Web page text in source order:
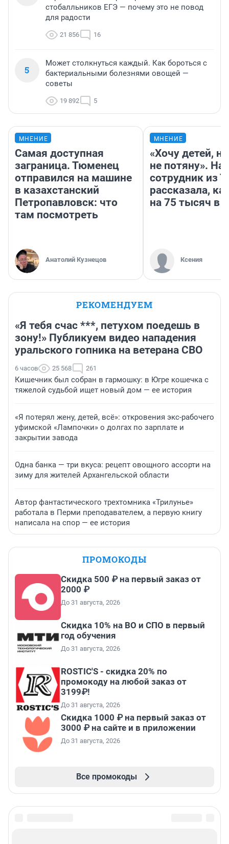
стобалльников ЕГЭ — почему это не повод
для радости
21 856 16
5
Может столкнуться каждый. Как бороться с
бактериальными болезнями овощей —
советы
19 892 5
МНЕНИЕ
Самая доступная
заграница. Тюменец
отправился на машине
в казахстанский
Петропавловск: что
там посмотреть
Анатолий Кузнецов
МНЕНИЕ
«Хочу детей,
не потяну».
сотрудник из
рассказала,
на 75 тысяч в
Ксения
РЕКОМЕНДУЕМ
«Я тебя счас ***, петухом поедешь в
зону!» Публикуем видео нападения
уральского гопника на ветерана СВО
6 часов 25 568 261
Кишечник был собран в гармошку: в Югре кошечка с
тяжелой судьбой ищет новый дом — ее история
«Я потерял жену, детей, всё»: откровения экс-рабочего
уфимской «Лампочки» о долгах по зарплате и
закрытии завода
Одна банка — три вкуса: рецепт овощного ассорти на
зиму для жителей Архангельской области
Автор фантастического трехтомника «Трилунье»
работала в Перми преподавателем, а первую книгу
написала на спор — ее история
ПРОМОКОДЫ
Скидка 500 ₽ на первый заказ от
2000 ₽
До 31 августа, 2026
Скидка 10% на ВО и СПО в первый
год обучения
До 31 августа, 2026
ROSTIC'S - скидка 20% по
промокоду на любой заказ от
3199₽!
До 31 августа, 2026
Скидка 1000 ₽ на первый заказ от
3000 ₽ на сайте и в приложении
До 31 августа, 2026
Все промокоды